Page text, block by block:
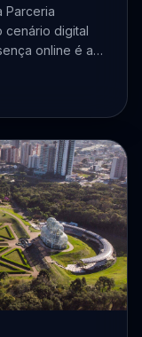
Parceria
cenário digital
online é a